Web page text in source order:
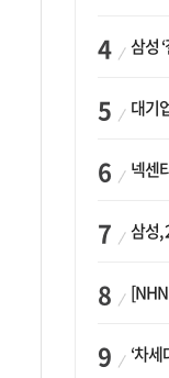
삼성 ‘갤Z8’
대기업 89곳
넥센타이
삼성, 2년
[NHN 이준호의 자
‘차세대 저가